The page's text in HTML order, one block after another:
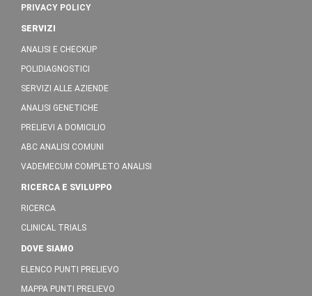
PRIVACY POLICY
SERVIZI
ANALISI E CHECKUP
POLIDIAGNOSTICI
SERVIZI ALLE AZIENDE
ANALISI GENETICHE
PRELIEVI A DOMICILIO
ABC ANALISI COMUNI
VADEMECUM COMPLETO ANALISI
RICERCA E SVILUPPO
RICERCA
CLINICAL TRIALS
DOVE SIAMO
ELENCO PUNTI PRELIEVO
MAPPA PUNTI PRELIEVO